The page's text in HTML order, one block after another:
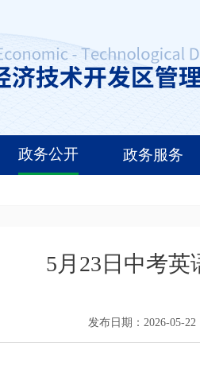
政务公开 政务服务
5月23日中考
发布日期：2026-05-22